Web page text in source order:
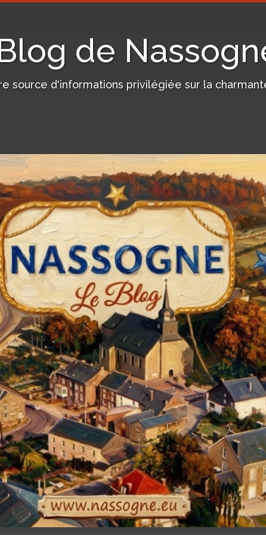
de
source d'informations privilégiée sur la